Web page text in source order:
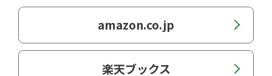
第２章 職業としての教師 教師になるため
に、そしてなってから
amazon.co.jp
楽天ブックス